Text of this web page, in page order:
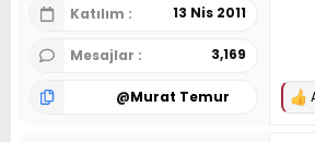
Katılım
13 Nis 2011
Mesajlar 3,169
@Murat Temur
T